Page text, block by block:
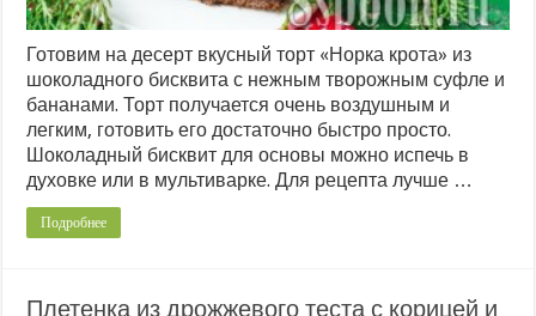
Готовим на десерт вкусный торт «Норка крота» из
шоколадного бисквита с нежным творожным суфле и
бананами. Торт получается очень воздушным и
легким, готовить его достаточно быстро просто.
Шоколадный бисквит для основы можно испечь в
духовке или в мультиварке. Для рецепта лучше …
Подробнее
Плетенка из дрожжевого теста с корицей и